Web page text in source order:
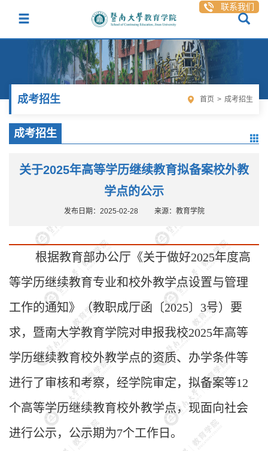
联系我们
成考招生 首页 > 成考招生
成考招生
关于2025年高等学历继续教育拟备案校外教
学点的公示
发布日期：2025-02-28 来源：教育学院
根据教育部办公厅《关于做好2025年度高
等学历继续教育专业和校外教学点设置与管理
工作的通知》（教职成厅函〔2025〕3号）要
求， 暨南大学教育学院对申报我校2025年高等
学历继续教育校外教学点的资质、办学条件等
进行了审核和考察，经学院审定，拟备案等12
个高等学历继续教育校外教学点，现面向社会
进行公示，公示期为7个工作日。